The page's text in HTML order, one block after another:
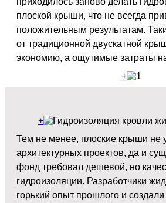
плоской крыши, что не всегда
положительным результатам.
от традиционной двускатной
экономию, а ощутимые затраты
+
+
Тем не менее, плоские крыши не
архитектурных проектов, да и
фонд требовал дешевой, но
гидроизоляции. Разработчики
горький опыт прошлого и